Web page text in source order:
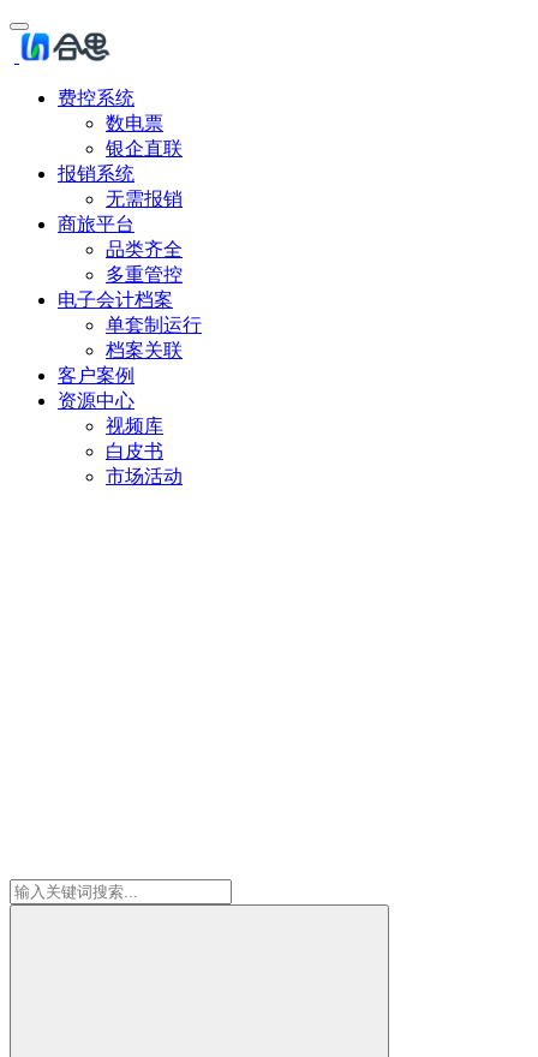
费控系统
数电票
银企直联
报销系统
无需报销
商旅平台
品类齐全
多重管控
电子会计档案
单套制运行
档案关联
客户案例
资源中心
视频库
白皮书
市场活动